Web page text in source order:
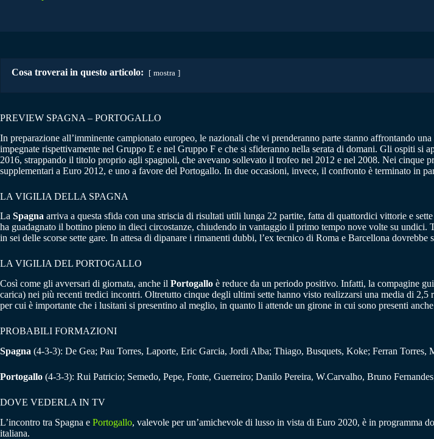
Cosa troverai in questo articolo: mostra
PREVIEW SPAGNA – PORTOGALLO
In preparazione all’imminente campionato europeo, le nazionali che vi prenderanno parte stanno affrontando
impegnate rispettivamente nel Gruppo E e nel Gruppo F e che si sfideranno nella serata di domani. Gli ospiti si
2016, strappando il titolo proprio agli spagnoli, che avevano sollevato il trofeo nel 2012 e nel 2008. Nei cinque
supplementari a Euro 2012, e uno a favore del Portogallo. In due occasioni, invece, il confronto è terminato in
LA VIGILIA DELLA SPAGNA
La Spagna arriva a questa sfida con una striscia di risultati utili lunga 22 partite, fatta di quattordici vittorie e
ha guadagnato il bottino pieno in dieci circostanze, chiudendo in vantaggio il primo tempo nove volte su undici.
in sei delle scorse sette gare. In attesa di dipanare i rimanenti dubbi, l’ex tecnico di Roma e Barcellona
LA VIGILIA DEL PORTOGALLO
Così come gli avversari di giornata, anche il Portogallo è reduce da un periodo positivo. Infatti, la compagine
carica) nei più recenti tredici incontri. Oltretutto cinque degli ultimi sette hanno visto realizzarsi una media di
per cui è importante che i lusitani si presentino al meglio, in quanto li attende un girone in cui sono presenti
PROBABILI FORMAZIONI
Spagna (4-3-3): De Gea; Pau Torres, Laporte, Eric Garcia, Jordi Alba; Thiago, Busquets, Koke; Ferran
Portogallo (4-3-3): Rui Patricio; Semedo, Pepe, Fonte, Guerreiro; Danilo Pereira, W.Carvalho, Bruno
DOVE VEDERLA IN TV
L’incontro tra Spagna e Portogallo, valevole per un’amichevole di lusso in vista di Euro 2020, è in programma
italiana.